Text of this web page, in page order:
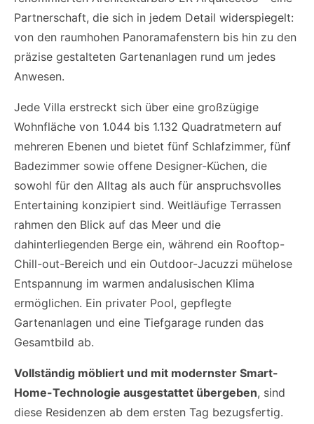
Partnerschaft, die sich in jedem Detail widerspiegelt:
von den raumhohen Panoramafenstern bis hin zu den
präzise gestalteten Gartenanlagen rund um jedes
Anwesen.
Jede Villa erstreckt sich über eine großzügige
Wohnfläche von 1.044 bis 1.132 Quadratmetern auf
mehreren Ebenen und bietet fünf Schlafzimmer, fünf
Badezimmer sowie offene Designer-Küchen, die
sowohl für den Alltag als auch für anspruchsvolles
Entertaining konzipiert sind. Weitläufige Terrassen
rahmen den Blick auf das Meer und die
dahinterliegenden Berge ein, während ein Rooftop-
Chill-out-Bereich und ein Outdoor-Jacuzzi mühelose
Entspannung im warmen andalusischen Klima
ermöglichen. Ein privater Pool, gepflegte
Gartenanlagen und eine Tiefgarage runden das
Gesamtbild ab.
Vollständig möbliert und mit modernster Smart-
Home-Technologie ausgestattet übergeben, sind
diese Residenzen ab dem ersten Tag bezugsfertig.